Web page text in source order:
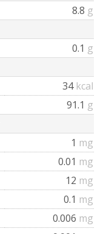
8.8 g
0.1 g
34 kcal
91.1 g
1 mg
0.01 mg
12 mg
0.1 mg
0.006 mg